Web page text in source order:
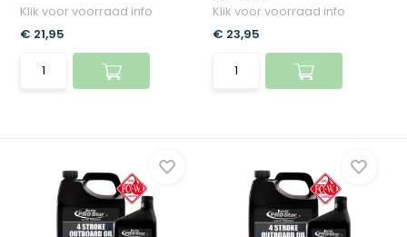
Klik voor voorraad info
€ 21,95
Klik voor voorraad info
€ 23,95